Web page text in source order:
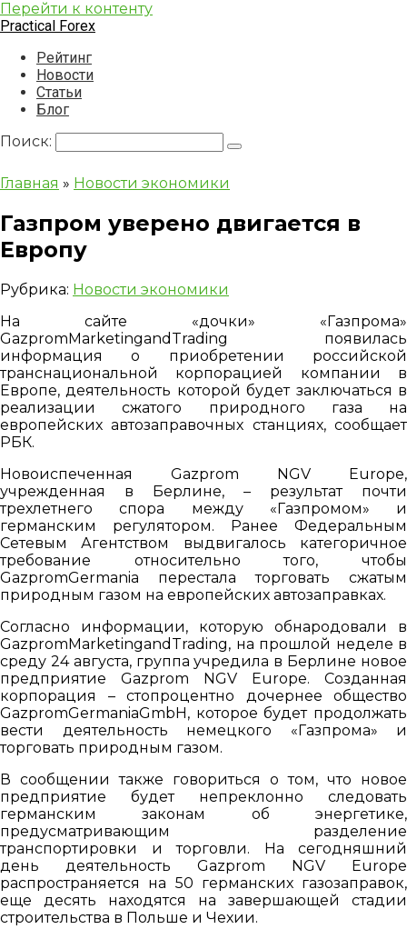
Перейти к контенту
Practical Forex
Рейтинг
Новости
Статьи
Блог
Поиск:
Главная » Новости экономики
Газпром уверено двигается в
Европу
Рубрика: Новости экономики
На сайте «дочки» «Газпрома»
GazpromMarketingandTrading появилась
информация о приобретении российской
транснациональной корпорацией компании в
Европе, деятельность которой будет заключаться в
реализации сжатого природного газа на
европейских автозаправочных станциях, сообщает
РБК.
Новоиспеченная Gazprom NGV Europе,
учрежденная в Берлине, – результат почти
трехлетнего спора между «Газпромом» и
германским регулятором. Ранее Федеральным
Сетевым Агентством выдвигалось категоричное
требование относительно того, чтобы
GazpromGermania перестала торговать сжатым
природным газом на европейских автозаправках.
Согласно информации, которую обнародовали в
GazpromMarketingandTrading, на прошлой неделе в
среду 24 августа, группа учредила в Берлине новое
предприятие Gazprom NGV Europe. Созданная
корпорация – стопроцентно дочернее общество
GazpromGermaniaGmbH, которое будет продолжать
вести деятельность немецкого «Газпрома» и
торговать природным газом.
В сообщении также говориться о том, что новое
предприятие будет непреклонно следовать
германским законам об энергетике,
предусматривающим разделение
транспортировки и торговли. На сегодняшний
день деятельность Gazprom NGV Europe
распространяется на 50 германских газозаправок,
еще десять находятся на завершающей стадии
строительства в Польше и Чехии.